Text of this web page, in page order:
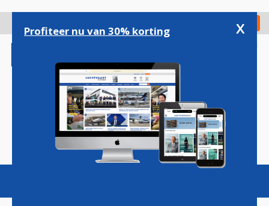
gaan
Check in
Magazine Podcasts Vacatures
Profiteer nu van 30% korting x